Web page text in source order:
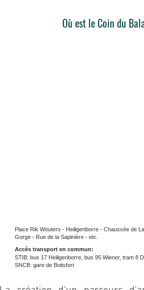
Où est le Coin du
Place Rik Wouters - Heiligenborre - Chaussée de
Gorge - Rue de la Sapinière - etc.
Accès transport en commun:
STIB: bus 17 Heiligenborre, bus 95 Wiener, tram 8
SNCB: gare de Boitsfort